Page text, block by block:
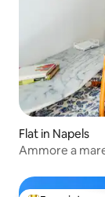
Flat in Napels
Ammore a